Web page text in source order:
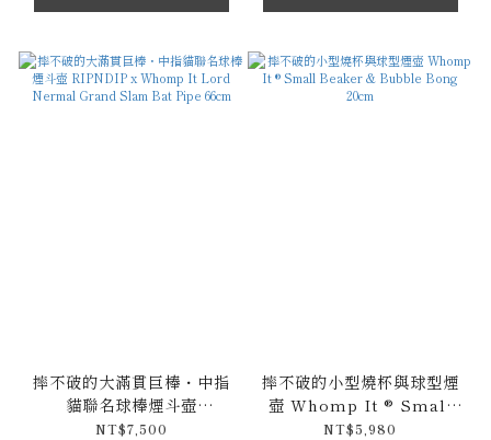
摔不破的大滿貫巨棒・中指
貓聯名球棒煙斗壺
RIPNDIP x Whomp It
NT$7,500
摔不破的小型燒杯與球型煙
壺 Whomp It ® Small
Beaker & Bubble Bong
NT$5,980